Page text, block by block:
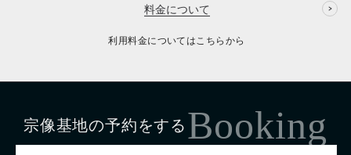
料金について
利用料金についてはこちらから
Booking
宗像基地の予約をする